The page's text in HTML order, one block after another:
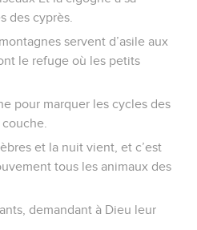
renaissent. L’aspect du sol se
! Qu’il trouve la joie dans
à son contact, les volcans
ma vie durant et, en l’honneur
tout le temps que
! Je mets ma joie dans le